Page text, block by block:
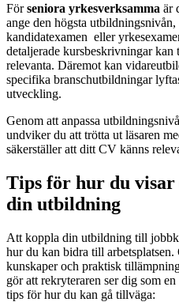
Förseniora yrkesverksamma är
ange den högsta
kandidatexamen eller
detaljerade kursbeskrivningar kan
relevanta. Däremot kan
specifika branschutbildningar
utveckling.
Genom att anpassa
undviker du att trötta ut läsaren
säkerställer att ditt CV känns
Tips för hur du visar
din utbildning
Att koppla din utbildning till
hur du kan bidra till
kunskaper och praktisk
gör att rekryteraren ser dig som
tips för hur du kan gå tillväga: